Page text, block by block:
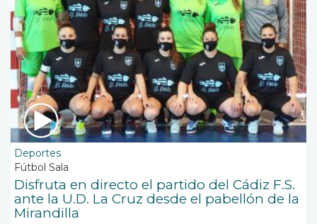
Deportes
Fútbol Sala
Disfruta en directo el partido del Cádiz F.S.
ante la U.D. La Cruz desde el pabellón de la
Mirandilla